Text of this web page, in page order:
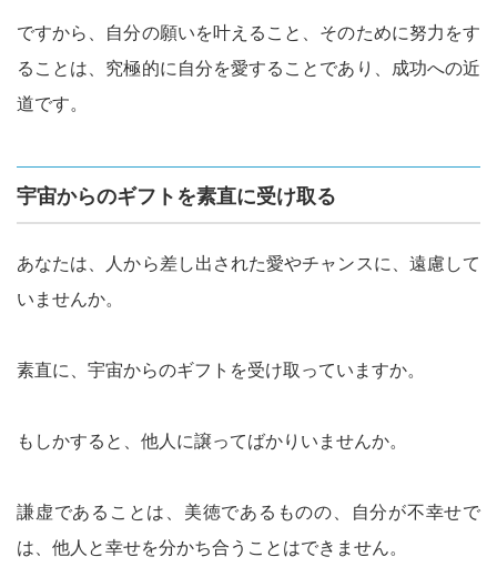
ですから、自分の願いを叶えること、そのために努力をす
ることは、究極的に自分を愛することであり、成功への近
道です。
宇宙からのギフトを素直に受け取る
あなたは、人から差し出された愛やチャンスに、遠慮して
いませんか。
素直に、宇宙からのギフトを受け取っていますか。
もしかすると、他人に譲ってばかりいませんか。
謙虚であることは、美徳であるものの、自分が不幸せで
は、他人と幸せを分かち合うことはできません。